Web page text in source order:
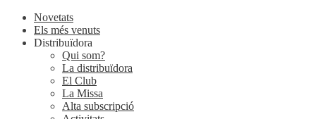
Novetats
Els més venuts
Distribuïdora
Qui som?
La distribuïdora
El Club
La Missa
Alta subscripció